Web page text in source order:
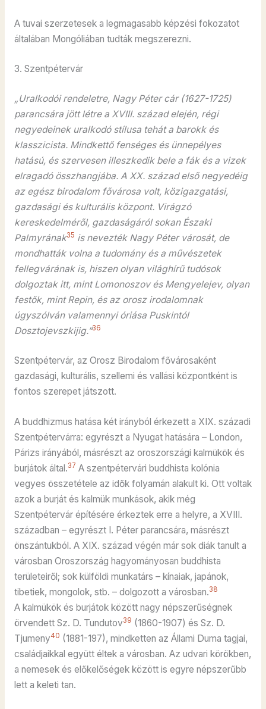
A tuvai szerzetesek a legmagasabb képzési fokozatot
általában Mongóliában tudták megszerezni.
3. Szentpétervár
„Uralkodói rendeletre, Nagy Péter cár (1627-1725)
parancsára jött létre a XVIII. század elején, régi
negyedeinek uralkodó stílusa tehát a barokk és
klasszicista. Mindkettő fenséges és ünnepélyes
hatású, és szervesen illeszkedik bele a fák és a vizek
elragadó összhangjába. A XX. század első negyedéig
az egész birodalom fővárosa volt, közigazgatási,
gazdasági és kulturális központ. Virágzó
kereskedelméről, gazdaságáról sokan Északi
Palmyrának35 is nevezték Nagy Péter városát, de
mondhatták volna a tudomány és a művészetek
fellegvárának is, hiszen olyan világhírű tudósok
dolgoztak itt, mint Lomonoszov és Mengyelejev, olyan
festők, mint Repin, és az orosz irodalomnak
úgyszólván valamennyi óriása Puskintól
Dosztojevszkijig.”36
Szentpétervár, az Orosz Birodalom fővárosaként
gazdasági, kulturális, szellemi és vallási központként is
fontos szerepet játszott.
A buddhizmus hatása két irányból érkezett a XIX. századi
Szentpétervárra: egyrészt a Nyugat hatására – London,
Párizs irányából, másrészt az oroszországi kalmükök és
burjátok által.37 A szentpétervári buddhista kolónia
vegyes összetétele az idők folyamán alakult ki. Ott voltak
azok a burját és kalmük munkások, akik még
Szentpétervár építésére érkeztek erre a helyre, a XVIII.
században – egyrészt I. Péter parancsára, másrészt
önszántukból. A XIX. század végén már sok diák tanult a
városban Oroszország hagyományosan buddhista
területeiről; sok külföldi munkatárs – kínaiak, japánok,
tibetiek, mongolok, stb. – dolgozott a városban.38
A kalmükök és burjátok között nagy népszerűségnek
örvendett Sz. D. Tundutov39 (1860-1907) és Sz. D.
Tjumeny40 (1881-197), mindketten az Állami Duma tagjai,
családjaikkal együtt éltek a városban. Az udvari körökben,
a nemesek és előkelőségek között is egyre népszerűbb
lett a keleti tan.